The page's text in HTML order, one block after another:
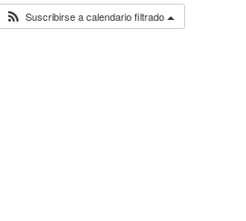
Suscribirse a calendario filtrado